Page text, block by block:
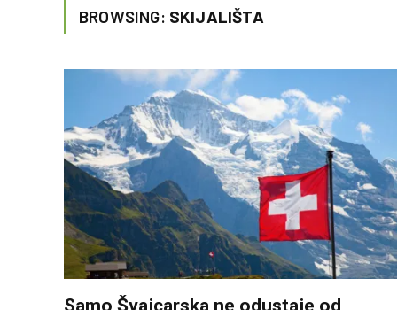
BROWSING: SKIJALIŠTA
Samo Švajcarska ne odustaje od